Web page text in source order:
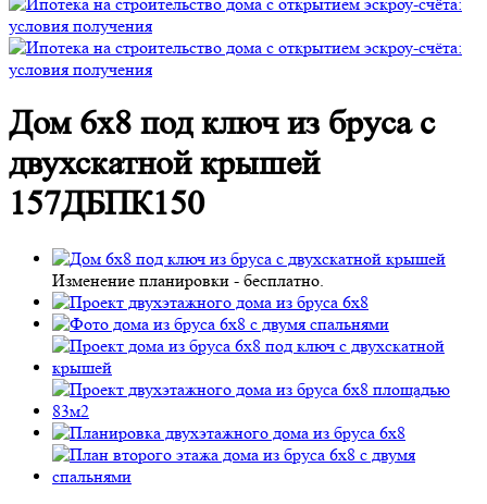
Дом 6х8 под ключ из бруса с
двухскатной крышей
157ДБПК150
Изменение планировки - бесплатно.